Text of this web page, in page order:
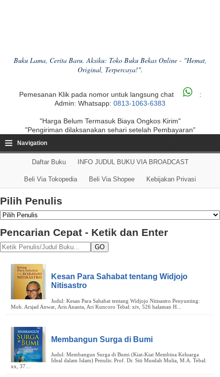
Buku Lama, Cerita Baru. Aksiku: Toko Buku Bekas Online - "Hemat,
Original, Terpercaya!".
Pemesanan Klik pada nomor untuk langsung chat
:
Admin: Whatsapp: 0813-1063-6383
"Harga Belum Termasuk Biaya Ongkos Kirim"
"Pengiriman dilaksanakan sehari setelah Pembayaran"
≡ Navigation
Daftar Buku INFO JUDUL BUKU VIA BROADCAST
Beli Via Tokopedia Beli Via Shopee Kebijakan Privasi
Pilih Penulis
Pencarian Cepat - Ketik dan Enter
GO
Kesan Para Sahabat tentang Widjojo
Nitisastro
Membangun Surga di Bumi